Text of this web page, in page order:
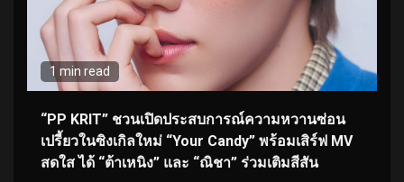
1 min read
“PP KRIT” ชวนเปิดประสบการณ์ความหวานซ่อน
เปรี้ยวในซิงเกิลใหม่ “Your Candy” พร้อมเสิร์ฟ MV
สดใส ได้ “ต้าเหนิง” และ “ณิชา” ร่วมเติมสีสัน